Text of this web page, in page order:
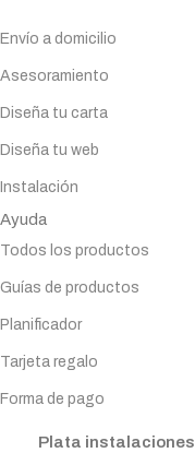
Envío a domicilio
Asesoramiento
Diseña tu carta
Diseña tu web
Instalación
Ayuda
Todos los productos
Guías de productos
Planificador
Tarjeta regalo
Forma de pago
Plata instalaciones